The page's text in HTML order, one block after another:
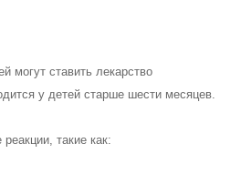
могут ставить лекарство
у детей старше шести месяцев.
такие как: